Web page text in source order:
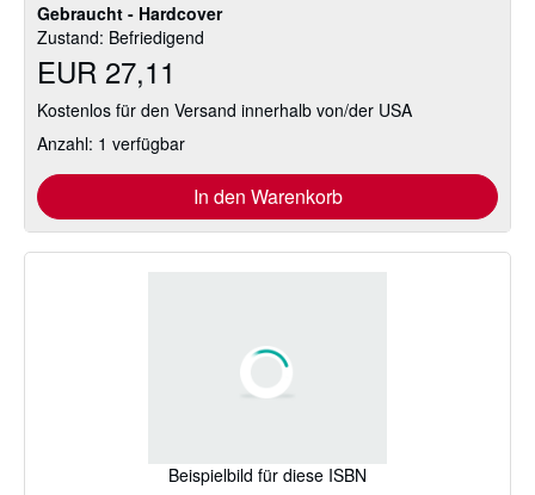
Gebraucht - Hardcover
Zustand: Befriedigend
EUR 27,11
Kostenlos für den Versand innerhalb von/der USA
Anzahl: 1 verfügbar
In den Warenkorb
Beispielbild für diese ISBN